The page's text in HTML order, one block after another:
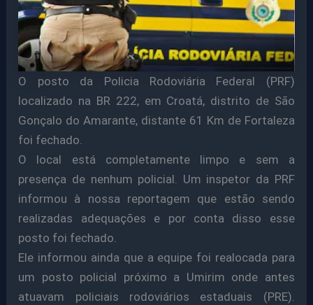
O posto da Policia Rodoviária Federal (PRF)
localizado na BR 222, em Croatá, distrito de São
Gonçalo do Amarante, distante 61 Km de Fortaleza
foi fechado.
O local está completamente limpo e sem a
presença de nenhum policial. Um inspetor da PRF
informou à nossa reportagem que estão sendo
realizadas adequações e por conta disso esse
posto foi fechado.
Ele informou ainda que a equipe foi realocada para
um posto policial próximo a Umirim onde antes
atuavam policiais rodoviários estaduais (PRE).